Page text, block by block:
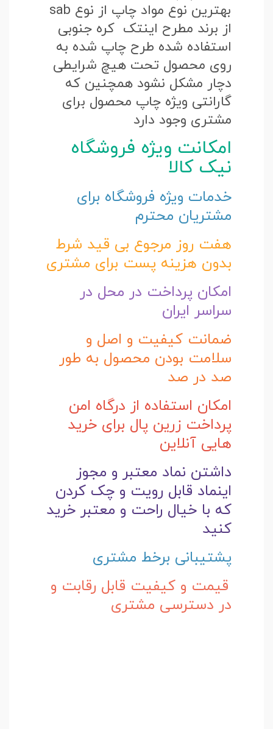
بهترین نوع مواد چاپ از نوع sab
از برند مطرح اینتک کره جنوبی
استفاده شده طرح چاپ شده به
روی محصول تحت هیچ شرایطی
دچار مشکل نشود همچنین که
گارانتی ویژه چاپ محصول برای
مشتری وجود دارد
امکانت ویژه فروشگاه
نیک کالا
خدمات ویژه فروشگاه برای
مشتریان محترم
هفت روز مرجوع بی قید شرط
بدون هزینه پست برای مشتری
امکان پرداخت در محل در
سراسر ایران
ضمانت کیفیت و اصل و
سلامت بودن محصول به طور
صد در صد
امکان استفاده از درگاه امن
پرداخت زرین پال برای خرید
هایی آنلاین
داشتن نماد معتبر و مجوز
اینماد قابل رویت و چک کردن
که با خیال راحت و معتبر خرید
کنید
پشتیبانی برخط مشتری
قیمت و کیفیت قابل رقابت و
در دسترسی مشتری